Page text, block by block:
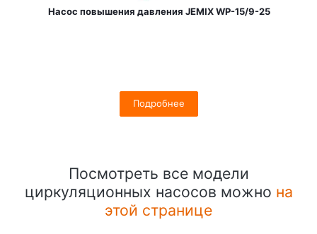
Насос повышения давления JEMIX WP-15/9-25
Подробнее
Посмотреть все модели
циркуляционных насосов можно на
этой странице